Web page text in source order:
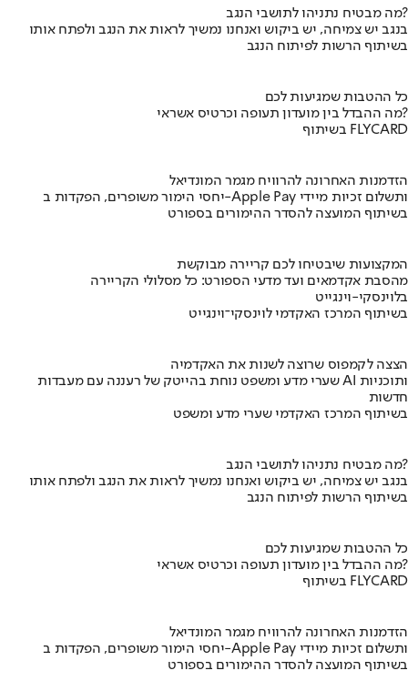
מה מבטיח נתניהו לתושבי הנגב?
בנגב יש צמיחה, יש ביקוש ואנחנו נמשיך לראות את הנגב ולפתח אותו
בשיתוף הרשות לפיתוח הנגב
כל ההטבות שמגיעות לכם
מה ההבדל בין מועדון תעופה וכרטיס אשראי?
בשיתוף FLYCARD
הזדמנות האחרונה להרוויח מגמר המונדיאל
יחסי הימור משופרים, הפקדות ב-Apple Pay ותשלום זכיות מיידי
בשיתוף המועצה להסדר ההימורים בספורט
המקצועות שיבטיחו לכם קריירה מבוקשת
מהסבת אקדמאים ועד מדעי הספורט: כל מסלולי הקריירה
בלוינסקי-וינגייט
בשיתוף המרכז האקדמי לוינסקי־וינגייט
הצצה לקמפוס שרוצה לשנות את האקדמיה
שערי מדע ומשפט נוחת בהייטק של רעננה עם מעבדות AI ותוכניות
חדשות
בשיתוף המרכז האקדמי שערי מדע ומשפט
מה מבטיח נתניהו לתושבי הנגב?
בנגב יש צמיחה, יש ביקוש ואנחנו נמשיך לראות את הנגב ולפתח אותו
בשיתוף הרשות לפיתוח הנגב
כל ההטבות שמגיעות לכם
מה ההבדל בין מועדון תעופה וכרטיס אשראי?
בשיתוף FLYCARD
הזדמנות האחרונה להרוויח מגמר המונדיאל
יחסי הימור משופרים, הפקדות ב-Apple Pay ותשלום זכיות מיידי
בשיתוף המועצה להסדר ההימורים בספורט